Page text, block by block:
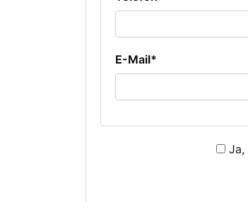
E-Mail*
Ja,